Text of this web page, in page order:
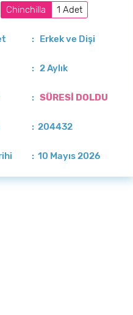
Chinchilla 1 Adet
: Erkek ve Dişi
: 2 Aylık
:SÜRESİ DOLDU
: 204432
: 10 Mayıs 2026